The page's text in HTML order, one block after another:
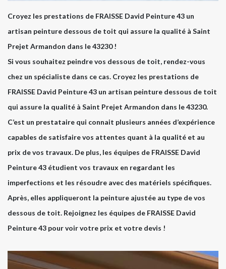
Croyez les prestations de FRAISSE David Peinture 43 un
artisan peinture dessous de toit qui assure la qualité à Saint
Prejet Armandon dans le 43230 !
Si vous souhaitez peindre vos dessous de toit, rendez-vous
chez un spécialiste dans ce cas. Croyez les prestations de
FRAISSE David Peinture 43 un artisan peinture dessous de toit
qui assure la qualité à Saint Prejet Armandon dans le 43230.
C’est un prestataire qui connait plusieurs années d’expérience
capables de satisfaire vos attentes quant à la qualité et au
prix de vos travaux. De plus, les équipes de FRAISSE David
Peinture 43 étudient vos travaux en regardant les
imperfections et les résoudre avec des matériels spécifiques.
Après, elles appliqueront la peinture ajustée au type de vos
dessous de toit. Rejoignez les équipes de FRAISSE David
Peinture 43 pour voir votre prix et votre devis !